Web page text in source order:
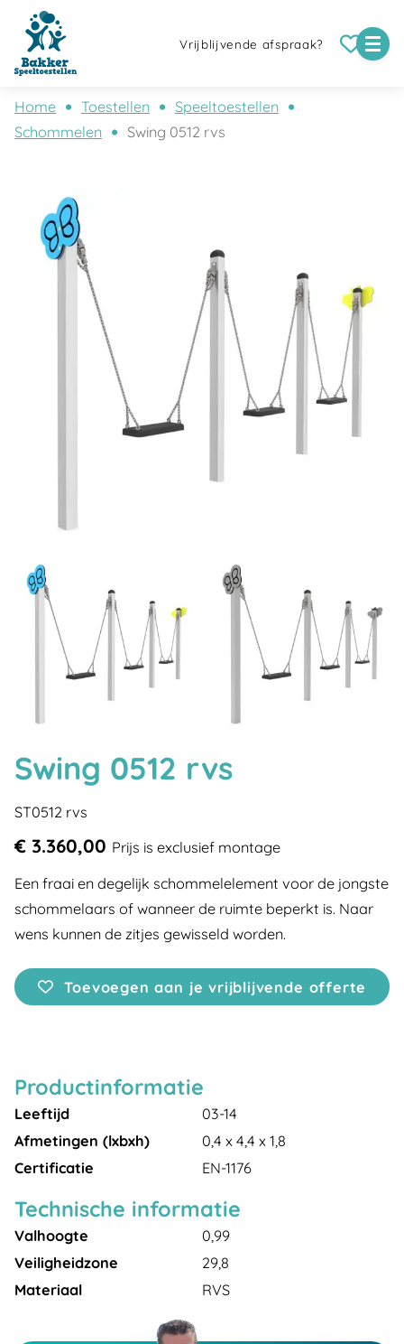
Vrijblijvende afspraak?
Home Toestellen
Speeltoestellen
Schommelen
Swing 0512 rvs
Swing 0512 rvs
ST0512 rvs
€ 3.360,00 Prijs is exclusief montage
Een fraai en degelijk schommelelement voor de jongste
schommelaars of wanneer de ruimte beperkt is. Naar
wens kunnen de zitjes gewisseld worden.
Toevoegen aan je vrijblijvende offerte
Productinformatie
Leeftijd
03-14
Afmetingen (lxbxh)
0,4 x 4,4 x 1,8
Certificatie
EN-1176
Technische informatie
Valhoogte
0,99
Veiligheidzone
29,8
Materiaal
RVS